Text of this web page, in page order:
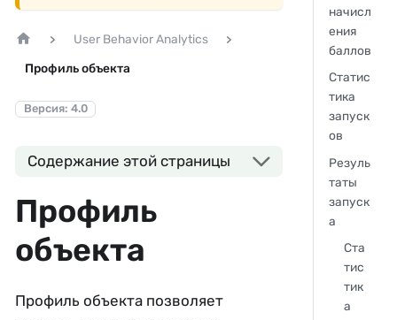
User Behavior Analytics
Профиль объекта
Версия: 4.0
Содержание этой страницы
Профиль
объекта
Профиль объекта позволяет
начисл
ения
баллов
Статис
тика
запуск
ов
Резуль
таты
запуск
а
Ста
тис
тик
а